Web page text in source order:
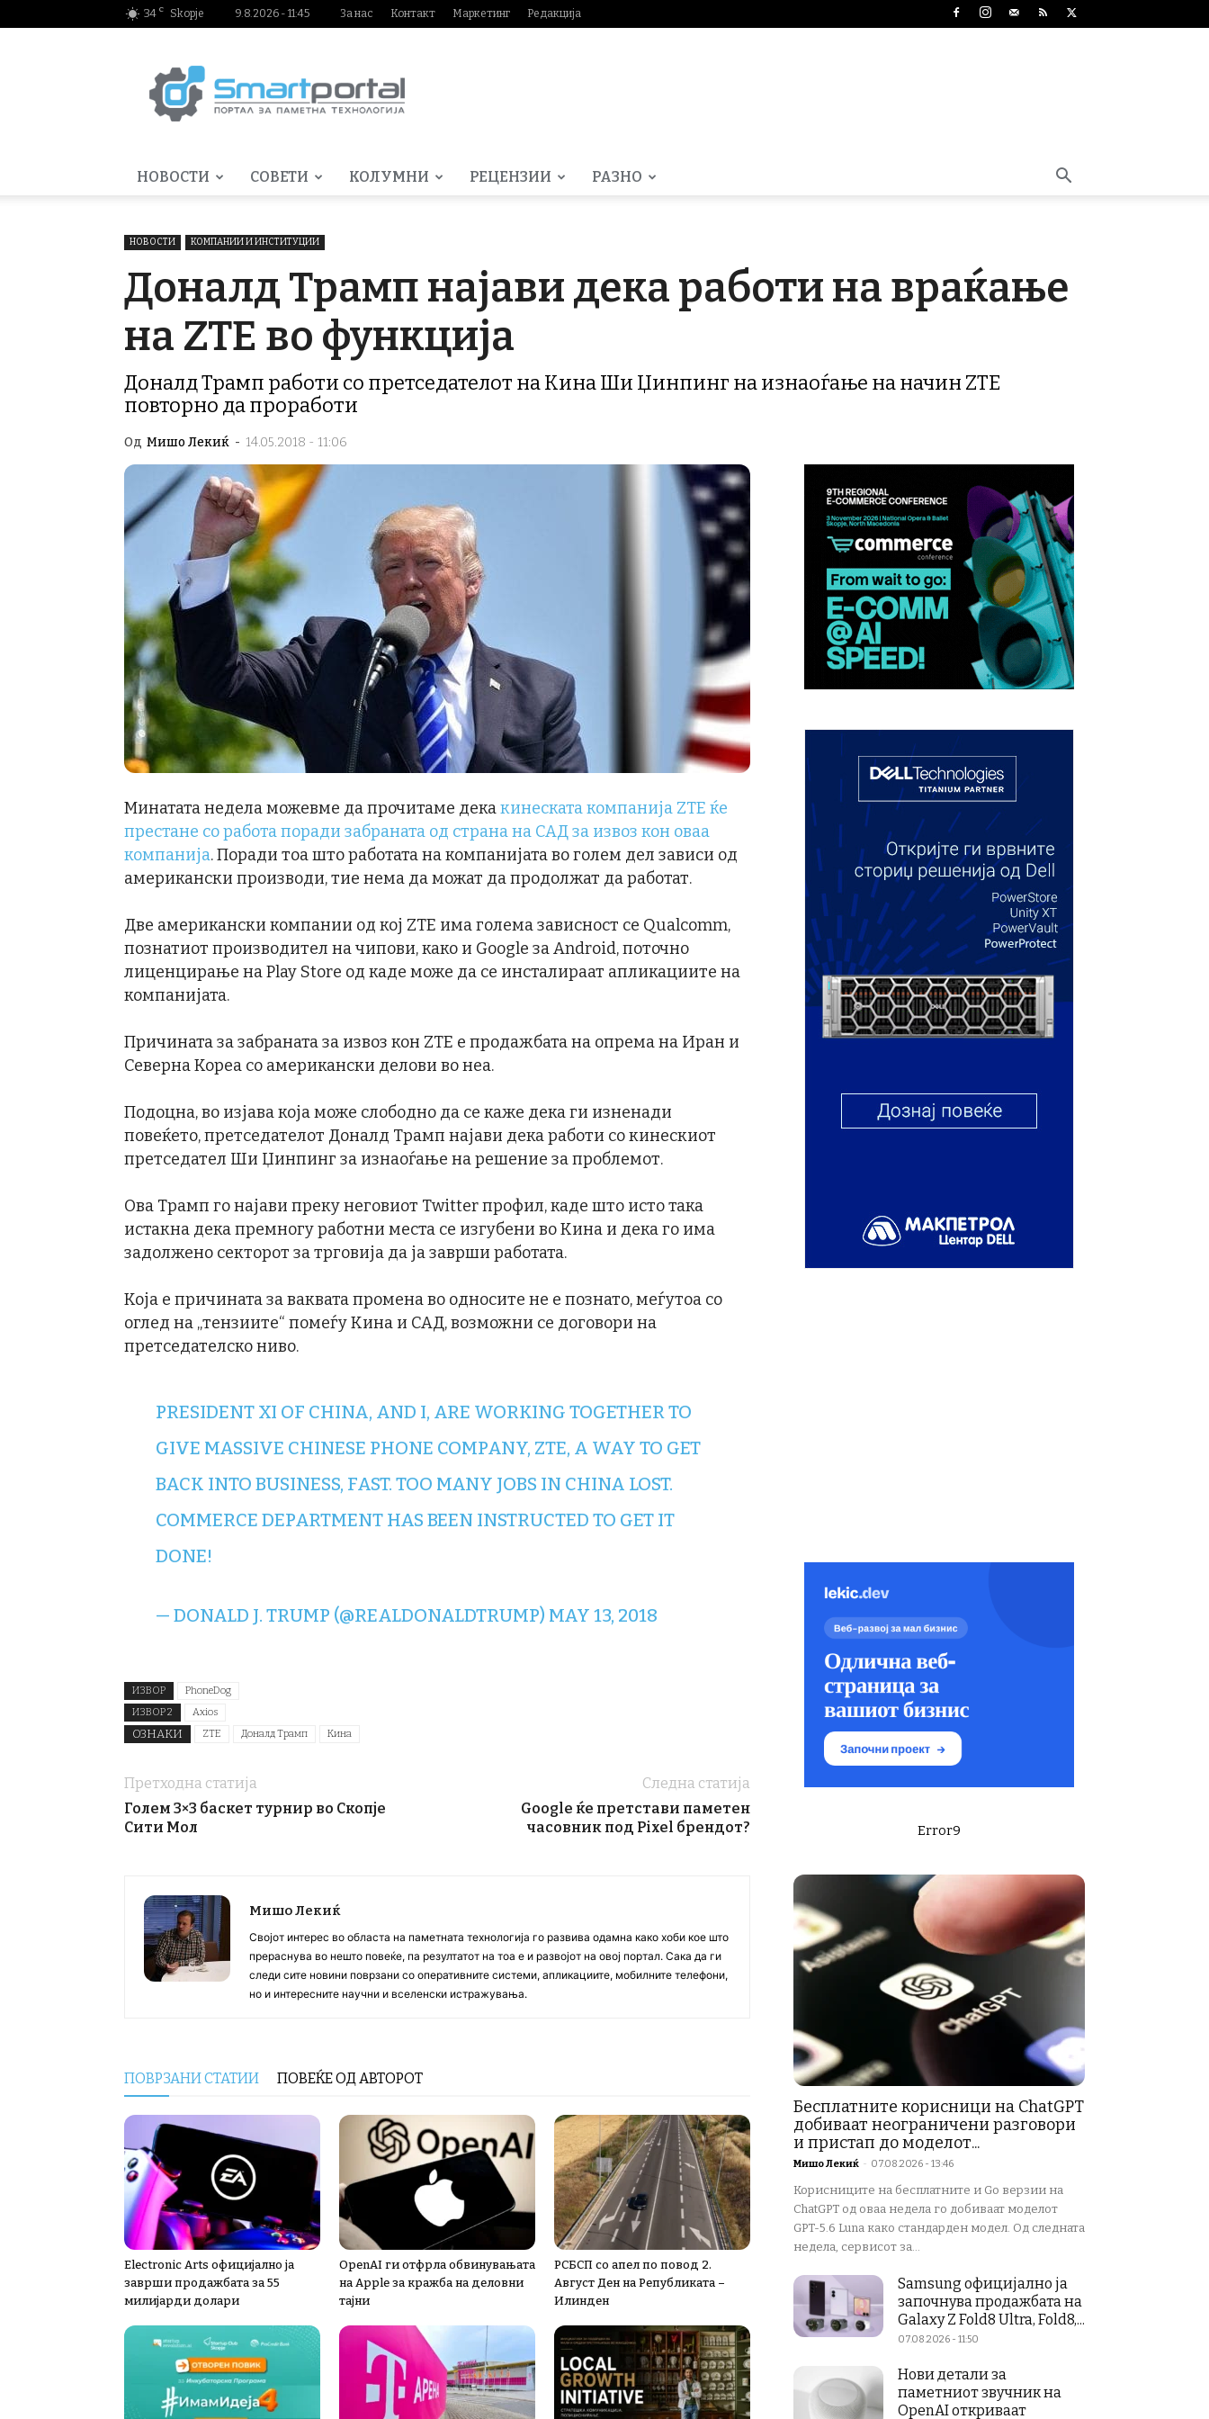
34 C Skopje 9.8.2026 - 11:45 За нас Контакт Маркетинг Редакција
НОВОСТИ СОВЕТИ КОЛУМНИ РЕЦЕНЗИИ РАЗНО
НОВОСТИ КОМПАНИИ И ИНСТИТУЦИИ
Доналд Трамп најави дека работи на враќање
на ZTE во функција
Доналд Трамп работи со претседателот на Кина Ши Џинпинг на изнаоѓање на начин ZTE
повторно да проработи
Од Мишо Лекиќ - 14.05.2018 - 11:06
Минатата недела можевме да прочитаме декакинеската компанија ZTE ќе
престане со работа поради забраната од страна на САД за извоз кон оваа
компанија. Поради тоа што работата на компанијата во голем дел зависи од
американски производи, тие нема да можат да продолжат да работат.
Две американски компании од кој ZTE има голема зависност се Qualcomm,
познатиот производител на чипови, како и Google за Android, поточно
лиценцирање на Play Store од каде може да се инсталираат апликациите на
компанијата.
Причината за забраната за извоз кон ZTE е продажбата на опрема на Иран и
Северна Кореа со американски делови во неа.
Подоцна, во изјава која може слободно да се каже дека ги изненади
повеќето, претседателот Доналд Трамп најави дека работи со кинескиот
претседател Ши Џинпинг за изнаоѓање на решение за проблемот.
Ова Трамп го најави преку неговиот Twitter профил, каде што исто така
истакна дека премногу работни места се изгубени во Кина и дека го има
задолжено секторот за трговија да ја заврши работата.
Која е причината за ваквата промена во односите не е познато, меѓутоа со
оглед на „тензиите“ помеѓу Кина и САД, возможни се договори на
претседателско ниво.
PRESIDENT XI OF CHINA, AND I, ARE WORKING TOGETHER TO
GIVE MASSIVE CHINESE PHONE COMPANY, ZTE, A WAY TO GET
BACK INTO BUSINESS, FAST. TOO MANY JOBS IN CHINA LOST.
COMMERCE DEPARTMENT HAS BEEN INSTRUCTED TO GET IT
DONE!
— DONALD J. TRUMP (@REALDONALDTRUMP) MAY 13, 2018
ИЗВОР
PhoneDog
ИЗВОР 2
Axios
ОЗНАКИ ZTE Доналд Трамп Кина
Претходна статија
Голем 3×3 баскет турнир во Скопје
Сити Мол
Следна статија
Google ќе претстави паметен
часовник под Pixel брендот?
Мишо Лекиќ
Својот интерес во областа на паметната технологија го развива одамна како хоби кое што
прераснува во нешто повеќе, па резултатот на тоа е и развојот на овој портал. Сака да ги
следи сите новини поврзани со оперативните системи, апликациите, мобилните телефони,
но и интересните научни и вселенски истражувања.
ПОВРЗАНИ СТАТИИ ПОВЕЌЕ ОД АВТОРОТ
Electronic Arts официјално ја
заврши продажбата за 55
милијарди долари
OpenAI ги отфрла обвинувањата
на Apple за кражба на деловни
тајни
РСБСП со апел по повод 2.
Август Ден на Републиката –
Илинден
Error9
Бесплатните корисници на ChatGPT
добиваат неограничени разговори
и пристап до моделот...
Мишо Лекиќ - 07.08.2026 - 13:46
Корисниците на бесплатните и Go верзии на
ChatGPT од оваа недела го добиваат моделот
GPT-5.6 Luna како стандарден модел. Од следната
недела, сервисот за...
Samsung официјално ја
започнува продажбата на
Galaxy Z Fold8 Ultra, Fold8,...
07.08.2026 - 11:50
Нови детали за
паметниот звучник на
OpenAI откриваат